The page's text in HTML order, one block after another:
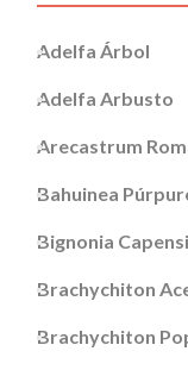
Adelfa Árbol
Adelfa Arbusto
Arecastrum
Bahuinea
Bignonia
Brachychiton
Brachychiton